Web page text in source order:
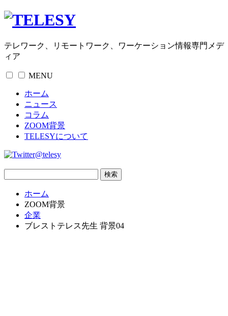
テレワーク、リモートワーク、ワーケーション情報専門メデ
ィア
MENU
ホーム
ニュース
コラム
ZOOM背景
TELESYについて
@telesy
ホーム
ZOOM背景
企業
ブレストテレス先生 背景04